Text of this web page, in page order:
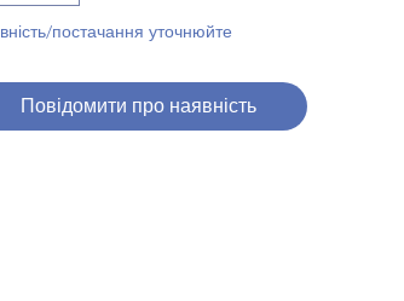
постачання уточнюйте
Повідомити про наявність